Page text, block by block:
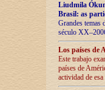
Liudmila
Brasil: as
Grandes temas
século
Los países de
Este trabajo
países de
actividad de